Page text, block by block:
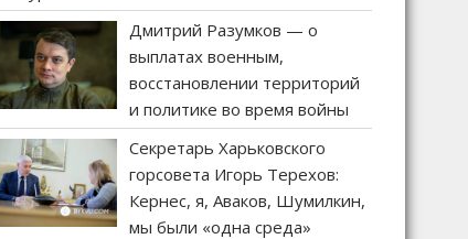
Дмитрий Разумков — о
выплатах военным,
восстановлении территорий
и политике во время войны
Секретарь Харьковского
горсовета Игорь Терехов:
Кернес, я, Аваков, Шумилкин,
мы были «одна среда»